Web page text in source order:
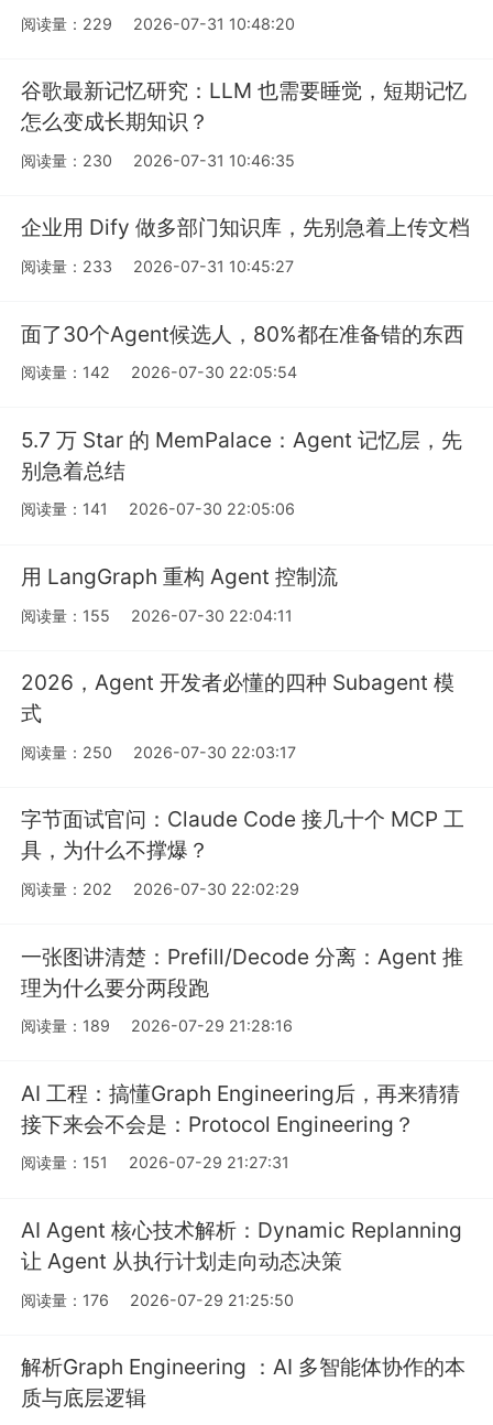
阅读量：229 2026-07-31 10:48:20
谷歌最新记忆研究：LLM 也需要睡觉，短期记忆
怎么变成长期知识？
阅读量：230 2026-07-31 10:46:35
企业用 Dify 做多部门知识库，先别急着上传文档
阅读量：233 2026-07-31 10:45:27
面了30个Agent候选人，80%都在准备错的东西
阅读量：142 2026-07-30 22:05:54
5.7 万 Star 的 MemPalace：Agent 记忆层，先
别急着总结
阅读量：141 2026-07-30 22:05:06
用 LangGraph 重构 Agent 控制流
阅读量：155 2026-07-30 22:04:11
2026，Agent 开发者必懂的四种 Subagent 模
式
阅读量：250 2026-07-30 22:03:17
字节面试官问：Claude Code 接几十个 MCP 工
具，为什么不撑爆？
阅读量：202 2026-07-30 22:02:29
一张图讲清楚：Prefill/Decode 分离：Agent 推
理为什么要分两段跑
阅读量：189 2026-07-29 21:28:16
AI 工程：搞懂Graph Engineering后，再来猜猜
接下来会不会是：Protocol Engineering？
阅读量：151 2026-07-29 21:27:31
AI Agent 核心技术解析：Dynamic Replanning
让 Agent 从执行计划走向动态决策
阅读量：176 2026-07-29 21:25:50
解析Graph Engineering ：AI 多智能体协作的本
质与底层逻辑